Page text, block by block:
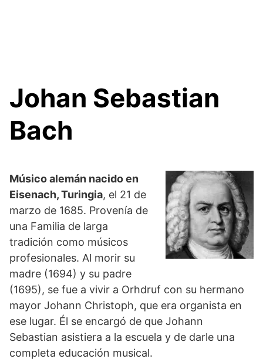
Johan Sebastian
Bach
Músico alemán nacido en
Eisenach, Turingia, el 21 de
marzo de 1685. Provenía de
una Familia de larga
tradición como músicos
profesionales. Al morir su
madre (1694) y su padre
(1695), se fue a vivir a Orhdruf con su hermano
mayor Johann Christoph, que era organista en
ese lugar. Él se encargó de que Johann
Sebastian asistiera a la escuela y de darle una
completa educación musical.